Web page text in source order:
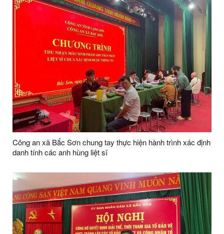
Công an xã Bắc Sơn chung tay thực hiện hành trình xác định
danh tính các anh hùng liệt sĩ